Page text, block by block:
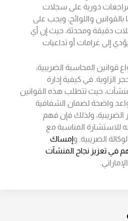
مراجعات دورية على سجلات
واللوائح، ويجب على
دقيقة ومحدثة، حيث إن أي
إلى غرامات أو تداعيات
قوانين المحاسبة الضريبية،
الزاوية. في كيفية إدارة
حيث تتطلب هذه القوانين
واضحة لضمان الشفافية
الضريبية، ولذلك فإن فهم
للاستشارة المناسبة مع
الضريبية. وإمساك
في تعزيز نجاح المنشآت